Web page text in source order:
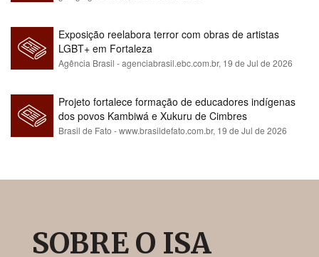
Exposição reelabora terror com obras de artistas
LGBT+ em Fortaleza
Agência Brasil - agenciabrasil.ebc.com.br, 19 de Jul de 2026
Projeto fortalece formação de educadores indígenas
dos povos Kambiwá e Xukuru de Cimbres
Brasil de Fato - www.brasildefato.com.br, 19 de Jul de 2026
SOBRE O ISA